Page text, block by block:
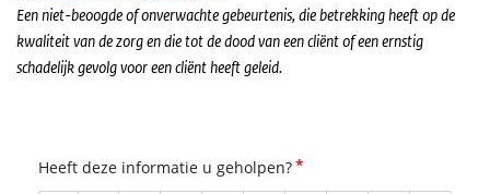
Een niet-beoogde of onverwachte gebeurtenis, die betrekking heeft op de
kwaliteit van de zorg en die tot de dood van een cliënt of een ernstig
schadelijk gevolg voor een cliënt heeft geleid.
Heeft deze informatie u geholpen?*